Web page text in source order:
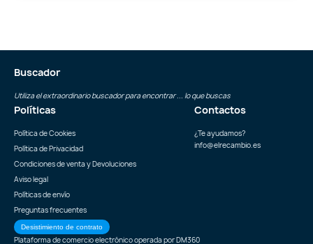
Buscador
Utiliza el extraordinario buscador para encontrar ... lo que buscas
Políticas
Política de Cookies
Política de Privacidad
Condiciones de venta y Devoluciones
Aviso legal
Políticas de envío
Preguntas frecuentes
Desistimiento de contrato
Contactos
¿Te ayudamos?
info@elrecambio.es
Plataforma de comercio electrónico operada porDM360